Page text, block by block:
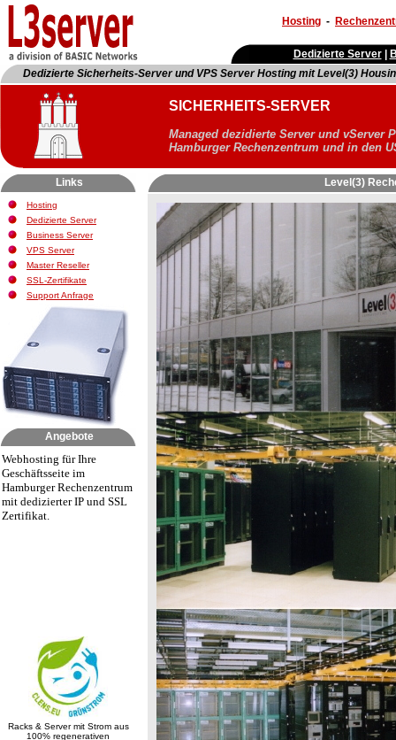
Hosting -
Dedizierte Server|
Dedizierte Sicherheits-Server und VPS Server Hosting mit Level(3)
SICHERHEITS-SERVER
Managed dezidierte Server und vServer
Hamburger Rechenzentrum und in den
Links
Hosting
Dedizierte Server
Business Server
VPS Server
Master Reseller
SSL-Zertifikate
Support Anfrage
Angebote
Webhosting für Ihre
Geschäftsseite im
Hamburger Rechenzentrum
mit dedizierter IP und SSL
Zertifikat.
Racks & Server mit Strom aus
100% regenerativen
Level(3)